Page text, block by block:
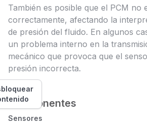
También es posible que el PCM no
correctamente, afectando la
de presión del fluido. En algunos
un problema interno en la
mecánico que provoca que el
presión incorrecta.
Componentes
Sensores